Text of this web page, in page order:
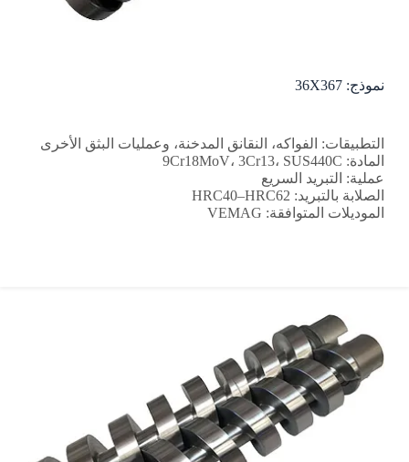
نموذج: 36X367
التطبيقات: الفواكه، النقانق المدخنة، وعمليات البثق الأخرى
المادة: 9Cr18MoV، 3Cr13، SUS440C
عملية: التبريد السريع
الصلابة بالتبريد: HRC40–HRC62
الموديلات المتوافقة: VEMAG